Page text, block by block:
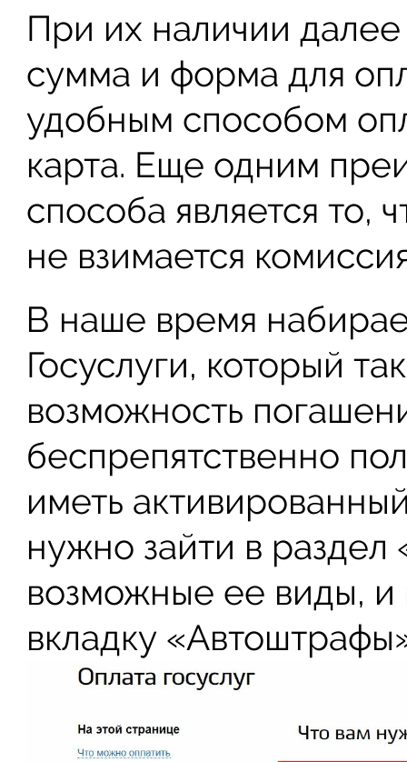
При их наличии
сумма и форма для
удобным способом
карта. Еще одним
способа является то,
не взимается
В наше время
Госуслуги, который
возможность
беспрепятственно
иметь
нужно зайти в раздел
возможные ее виды, и
вкладку